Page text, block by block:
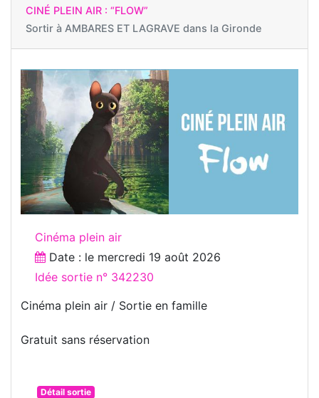
CINÉ PLEIN AIR : “FLOW”
Sortir à AMBARES ET LAGRAVE dans la Gironde
Cinéma plein air
Date : le mercredi 19 août 2026
Idée sortie n° 342230
Cinéma plein air / Sortie en famille
Gratuit sans réservation
Détail sortie